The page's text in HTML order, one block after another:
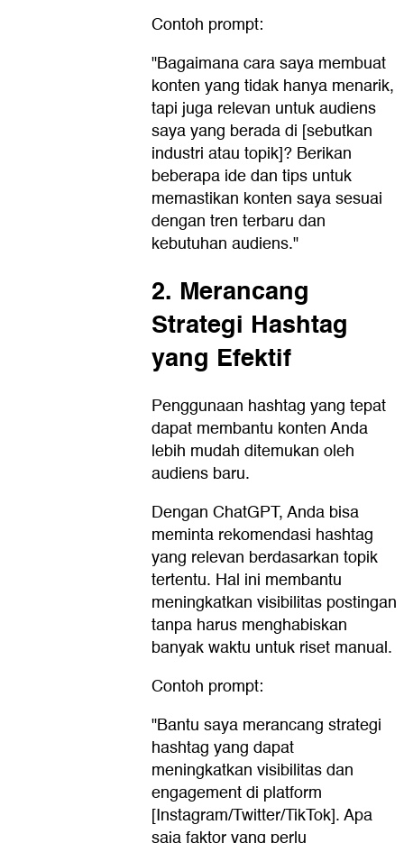
Contoh prompt:
"Bagaimana cara saya membuat
konten yang tidak hanya menarik,
tapi juga relevan untuk audiens
saya yang berada di [sebutkan
industri atau topik]? Berikan
beberapa ide dan tips untuk
memastikan konten saya sesuai
dengan tren terbaru dan
kebutuhan audiens."
2. Merancang
Strategi Hashtag
yang Efektif
Penggunaan hashtag yang tepat
dapat membantu konten Anda
lebih mudah ditemukan oleh
audiens baru.
Dengan ChatGPT, Anda bisa
meminta rekomendasi hashtag
yang relevan berdasarkan topik
tertentu. Hal ini membantu
meningkatkan visibilitas postingan
tanpa harus menghabiskan
banyak waktu untuk riset manual.
Contoh prompt:
"Bantu saya merancang strategi
hashtag yang dapat
meningkatkan visibilitas dan
engagement di platform
[Instagram/Twitter/TikTok]. Apa